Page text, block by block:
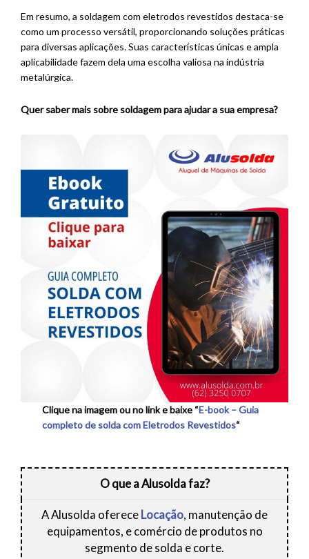
Em resumo, a soldagem com eletrodos revestidos destaca-se
como um processo versátil, proporcionando soluções práticas
para diversas aplicações. Suas características únicas e ampla
aplicabilidade fazem dela uma escolha valiosa na indústria
metalúrgica.
Quer saber mais sobre soldagem para ajudar a sua empresa?
Clique na imagem ou no link e baixe “E-book – Guia
completo de solda com Eletrodos Revestidos“
O que a Alusolda faz?
A Alusolda ofereceLocação, manutenção de
equipamentos, e comércio de produtos no
segmento de solda e corte.